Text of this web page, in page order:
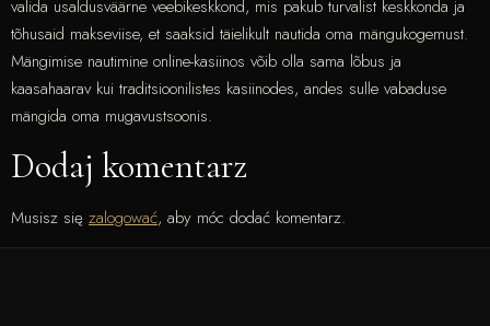
valida usaldusväärne veebikeskkond, mis pakub turvalist keskkonda ja
tõhusaid makseviise, et saaksid täielikult nautida oma mängukogemust.
Mängimise nautimine online-kasiinos võib olla sama lõbus ja
kaasahaarav kui traditsioonilistes kasiinodes, andes sulle vabaduse
mängida oma mugavustsoonis.
Dodaj komentarz
Musisz się zalogować, aby móc dodać komentarz.